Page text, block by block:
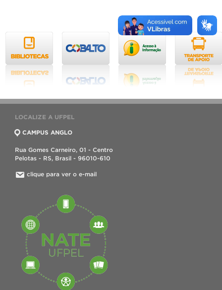
LOCALIZE A UFPEL
CAMPUS ANGLO
Rua Gomes Carneiro, 01 - Centro
Pelotas - RS, Brasil - 96010-610
clique para ver o e-mail